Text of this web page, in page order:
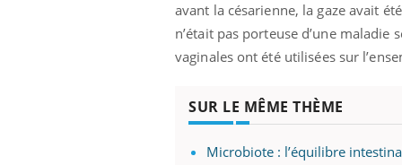
avant la césarienne, la gaze avait
n’était pas porteuse d’une
vaginales ont été utilisées sur
SUR LE MÊME THÈME
Microbiote : l’équilibre